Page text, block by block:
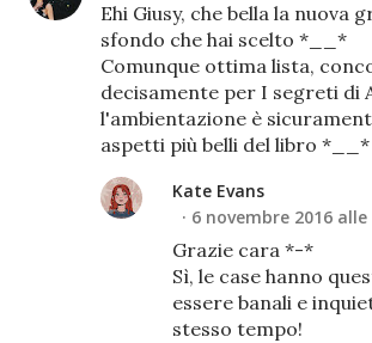
Ehi Giusy, che bella la nuova
sfondo che hai scelto *__*
Comunque ottima lista,
decisamente per I segreti di
l'ambientazione è
aspetti più belli del libro *__*
Kate Evans
6 novembre 2016 alle
Grazie cara *-*
Sì, le case hanno
essere banali e
stesso tempo!